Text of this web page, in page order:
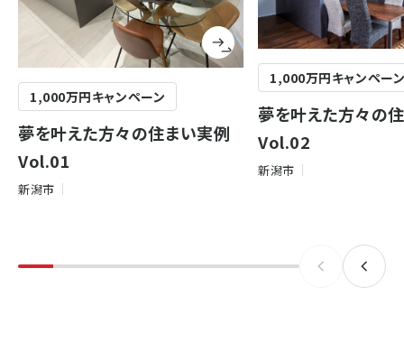
1,000万円キャンペーン
夢を叶えた方々の住まい実例
Vol.01
新潟市
1,000万円キャンペー
夢を叶えた方々の
Vol.02
新潟市